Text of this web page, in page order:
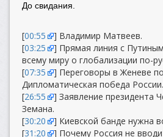
До свидания.
[00:55
] Владимир Матвеев.
[03:25
] Прямая линия с
всему миру о глобализации по-
[07:35
] Переговоры в Женеве
Дипломатическая победа России.
[26:55
] Заявление президента
Земана.
[30:20
] Киевской банде нужна
[31:20
] Почему Россия не